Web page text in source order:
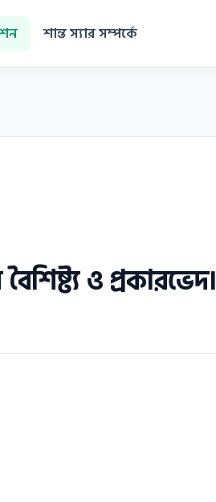
শান্ত স্যার সম্পর্কে
ও প্রকারভেদ।